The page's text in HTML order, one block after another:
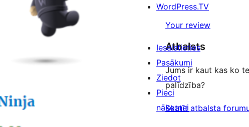
Your review
Atbalsts
Jums ir kaut kas ko
palīdzība?
Skatīt atbalsta
WordPress.TV
Iesaistieties
Pasākumi
Ziedot
Pieci
nākotnei